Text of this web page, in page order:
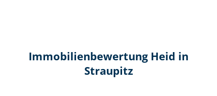
Immobilien­bewertung Heid in
Straupitz